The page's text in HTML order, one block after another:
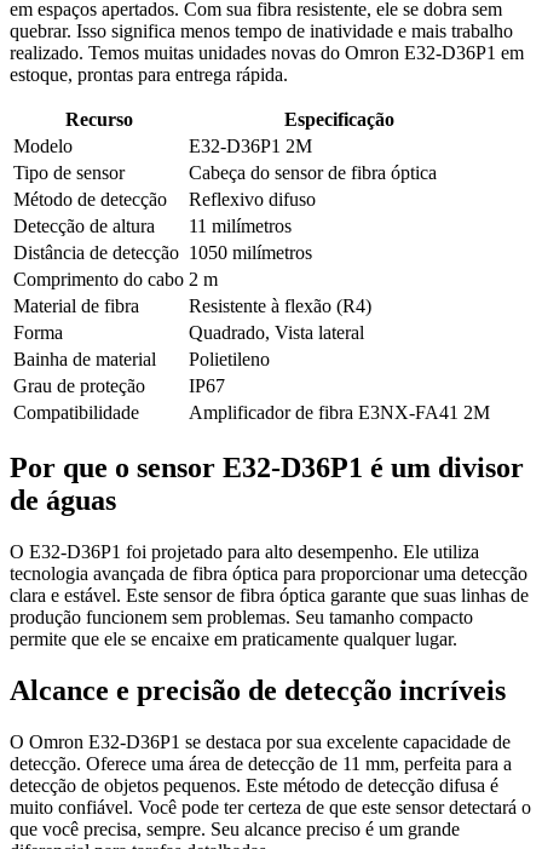
em espaços apertados. Com sua fibra resistente, ele se dobra sem
quebrar. Isso significa menos tempo de inatividade e mais trabalho
realizado. Temos muitas unidades novas do Omron E32-D36P1 em
estoque, prontas para entrega rápida.
Recurso
Especificação
Modelo
E32-D36P1 2M
Tipo de sensor
Cabeça do sensor de fibra óptica
Método de detecção
Reflexivo difuso
Detecção de altura
11 milímetros
Distância de detecção 1050 milímetros
Comprimento do cabo 2 m
Material de fibra
Resistente à flexão (R4)
Forma
Quadrado, Vista lateral
Bainha de material
Polietileno
Grau de proteção
IP67
Compatibilidade
Amplificador de fibra E3NX-FA41 2M
Por que o sensor E32-D36P1 é um divisor
de águas
O E32-D36P1 foi projetado para alto desempenho. Ele utiliza
tecnologia avançada de fibra óptica para proporcionar uma detecção
clara e estável. Este sensor de fibra óptica garante que suas linhas de
produção funcionem sem problemas. Seu tamanho compacto
permite que ele se encaixe em praticamente qualquer lugar.
Alcance e precisão de detecção incríveis
O Omron E32-D36P1 se destaca por sua excelente capacidade de
detecção. Oferece uma área de detecção de 11 mm, perfeita para a
detecção de objetos pequenos. Este método de detecção difusa é
muito confiável. Você pode ter certeza de que este sensor detectará o
que você precisa, sempre. Seu alcance preciso é um grande